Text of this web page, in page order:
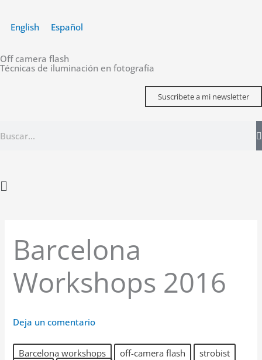
contenido
English Español
Off camera flash
Técnicas de iluminación en fotografía
Suscribete a mi newsletter
Main
Barcelona
Workshops 2016
Deja un comentario
Barcelona workshops off-camera flash
strobist